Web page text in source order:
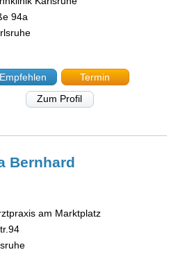
94a
Empfehlen
Termin
Zum Profil
Bernhard
am Marktplatz